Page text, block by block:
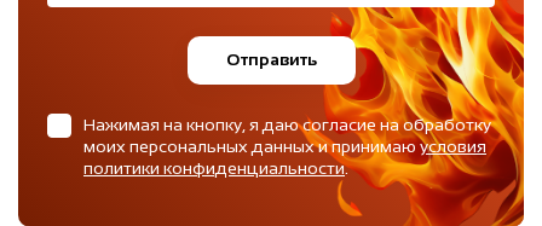
Отправить
Нажимая на кнопку, я даю согласие на обработку
моих персональных данных и принимаюусловия
политики конфиденциальности.